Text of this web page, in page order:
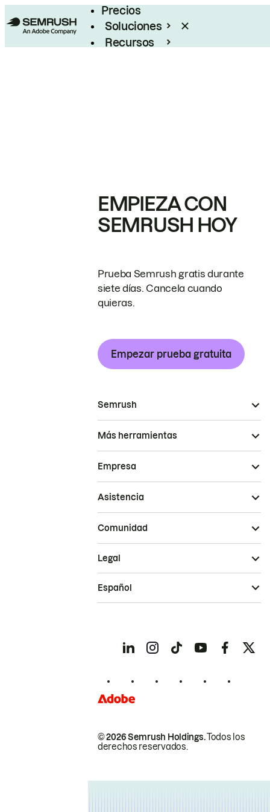
Precios
Soluciones
Recursos
EMPIEZA CON
SEMRUSH HOY
Prueba Semrush gratis durante
siete días. Cancela cuando
quieras.
Empezar prueba gratuita
Semrush
Más herramientas
Empresa
Asistencia
Comunidad
© 2026 Semrush Holdings.Todos los
derechos reservados.
Legal
Español